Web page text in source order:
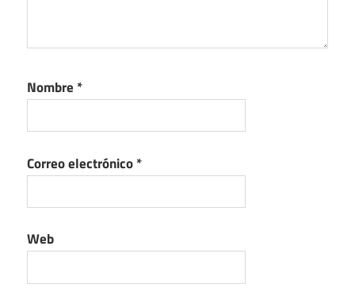
Nombre *
Correo electrónico*
Web